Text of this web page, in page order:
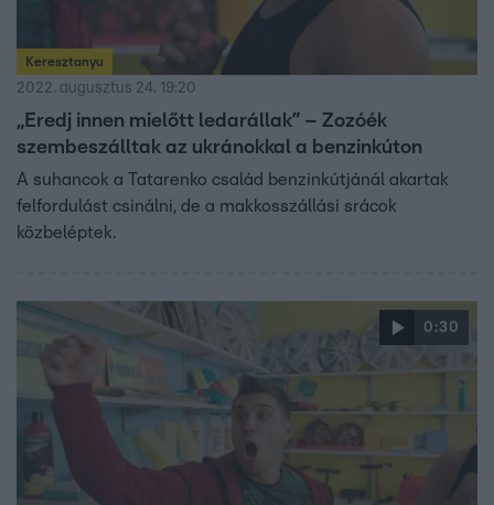
Keresztanyu
2022. augusztus 24. 19:20
„Eredj innen mielőtt ledarállak” – Zozóék
szembeszálltak az ukránokkal a benzinkúton
A suhancok a Tatarenko család benzinkútjánál akartak
felfordulást csinálni, de a makkosszállási srácok
közbeléptek.
0:30